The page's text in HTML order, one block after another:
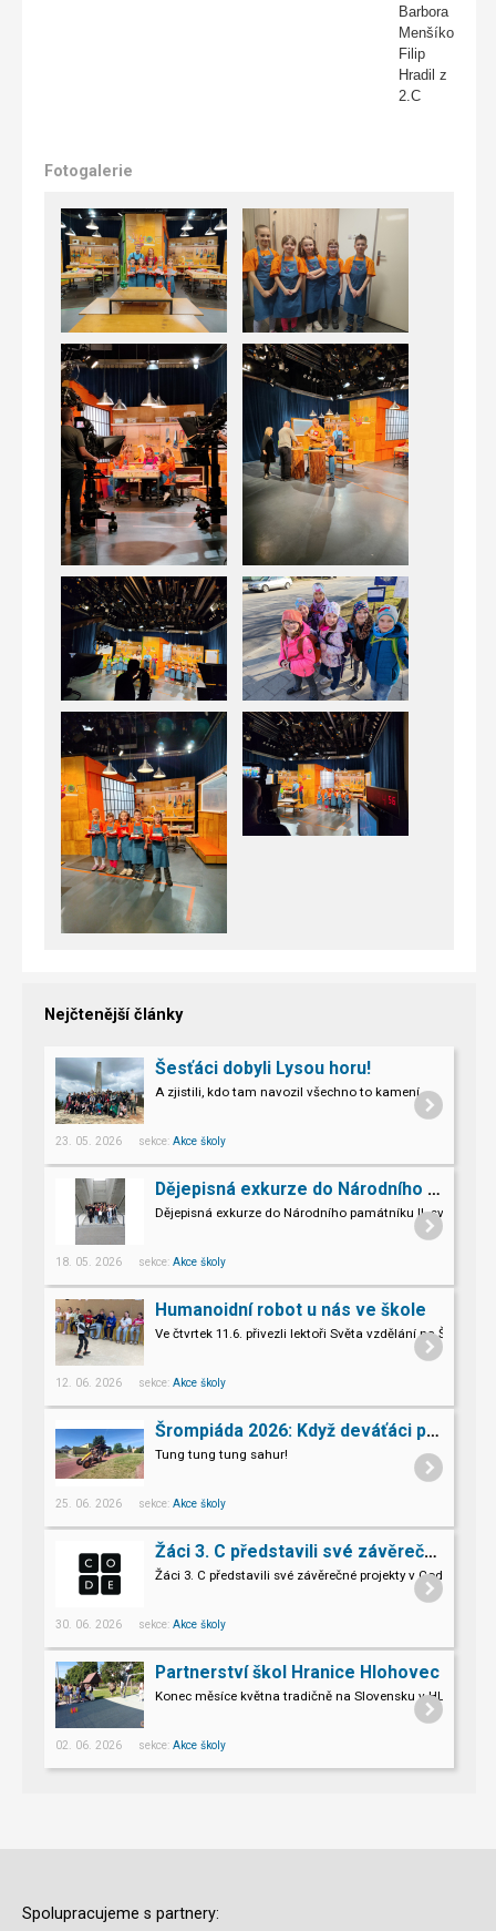
Barbora
Menšíková,
Filip
Hradil z
2.C
Fotogalerie
Nejčtenější články
Šesťáci dobyli Lysou horu!
A zjistili, kdo tam navozil všechno to kamení.
23. 05. 2026 sekce: Akce školy
Dějepisná exkurze do Národního památníku II. sv. války v Hrabyni
Dějepisná exkurze do Národního památníku II. světové
18. 05. 2026 sekce: Akce školy
Humanoidní robot u nás ve škole
Ve čtvrtek 11.6. přivezli lektoři Světa vzdělání na
Pro naše třeťáky a páťáky to byl opravdu nevšední zážitek.
12. 06. 2026 sekce: Akce školy
Šrompiáda 2026: Když deváťáci převzali velení
Tung tung tung sahur!
25. 06. 2026 sekce: Akce školy
Žáci 3. C představili své závěrečné projekty v Code.org
Žáci 3. C představili své závěrečné projekty v Code.org
30. 06. 2026 sekce: Akce školy
Partnerství škol Hranice Hlohovec
Konec měsíce května tradičně na Slovensku v HLOHOVCI!
02. 06. 2026 sekce: Akce školy
Spolupracujeme s partnery: